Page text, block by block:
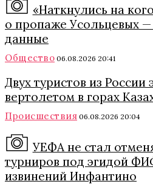
«Наткнулись на
о пропаже Усольцевых
данные
Общество 06.08.2026 20:41
Двух туристов из России
вертолетом в горах
Происшествия 06.08.2026 20:04
УЕФА не стал
турниров под эгидой
извинений Инфантино